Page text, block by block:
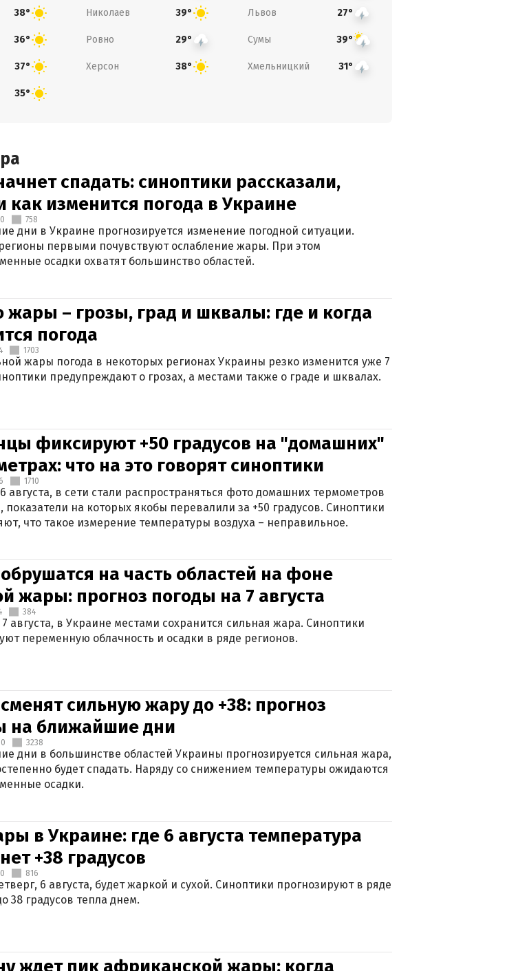
38° Николаев 39° Львов 27°
36° Ровно 29° Сумы 39°
37° Херсон 38° Хмельницкий 31°
35°
спадать: синоптики рассказали,
как изменится погода в Украине
758
дни в Украине прогнозируется изменение погодной ситуации.
первыми почувствуют ослабление жары. При этом
осадки охватят большинство областей.
жары – грозы, град и шквалы: где и когда
погода
1703
жары погода в некоторых регионах Украины резко изменится уже 7
предупреждают о грозах, а местами также о граде и шквалах.
фиксируют +50 градусов на "домашних"
что на это говорят синоптики
1710
августа, в сети стали распространяться фото домашних термометров
показатели на которых якобы перевалили за +50 градусов. Синоптики
что такое измерение температуры воздуха – неправильное.
на часть областей на фоне
жары: прогноз погоды на 7 августа
384
августа, в Украине местами сохранится сильная жара. Синоптики
переменную облачность и осадки в ряде регионов.
сильную жару до +38: прогноз
на ближайшие дни
3238
дни в большинстве областей Украины прогнозируется сильная жара,
будет спадать. Наряду со снижением температуры ожидаются
осадки.
в Украине: где 6 августа температура
+38 градусов
816
6 августа, будет жаркой и сухой. Синоптики прогнозируют в ряде
38 градусов тепла днем.
ждет пик африканской жары: когда